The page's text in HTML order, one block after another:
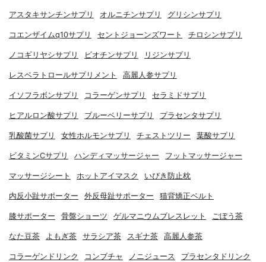
アスタキサンチンサプリ オルニチンサプリ グリシンサプリ
コエンザイムq10サプリ セントジョーンズワート チロシンサプリ
ノコギリヤシサプリ ビオチンサプリ リジンサプリ
レスベラトロールサプリメント 高麗人参サプリ
イソフラボンサプリ コラーゲンサプリ セラミドサプリ
ヒアルロン酸サプリ ブルーベリーサプリ プラセンタサプリ
乳酸菌サプリ 女性ホルモンサプリ チェストツリー 葉酸サプリ
ビタミンCサプリ ハンディマッサージャー フットマッサージャー
マッサージシート ホットアイマスク いびき防止枕
内反小趾サポーター 外反母趾サポーター 猫背矯正ベルト
膝サポーター 骨盤ショーツ ゲルマニウムブレスレット ごぼう茶
なた豆茶 よもぎ茶 サラシア茶 スギナ茶 高麗人参茶
コラーゲンドリンク コンブチャ ノニジュース プラセンタドリンク